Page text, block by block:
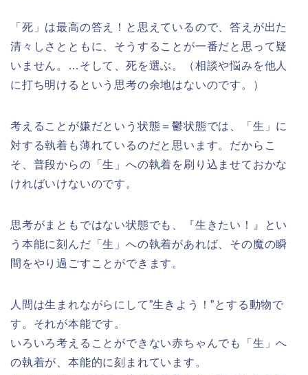
「死」は最高の答え！と思えているので、答えが出た
清々しさとともに、そうすることが一番だと思って疑
いません。…そして、死を選ぶ。（相談や悩みを他人
に打ち明けるという思考の余地はないのです。）
考えることが嫌だという状態＝鬱状態では、「生」に
対する執着も薄れているのだと思います。だからこ
そ、普段からの「生」への執着を刷り込ませておかな
ければいけないのです。
思考がまともではない状態でも、『生きたい！』とい
う本能に刻んだ「生」への執着があれば、その魔の瞬
間をやり過ごすことができます。
人間は生まれながらにして”生きよう！”とする動物で
す。それが本能です。
いろいろ考えることができない赤ちゃんでも「生」へ
の執着が、本能的に刻まれています。